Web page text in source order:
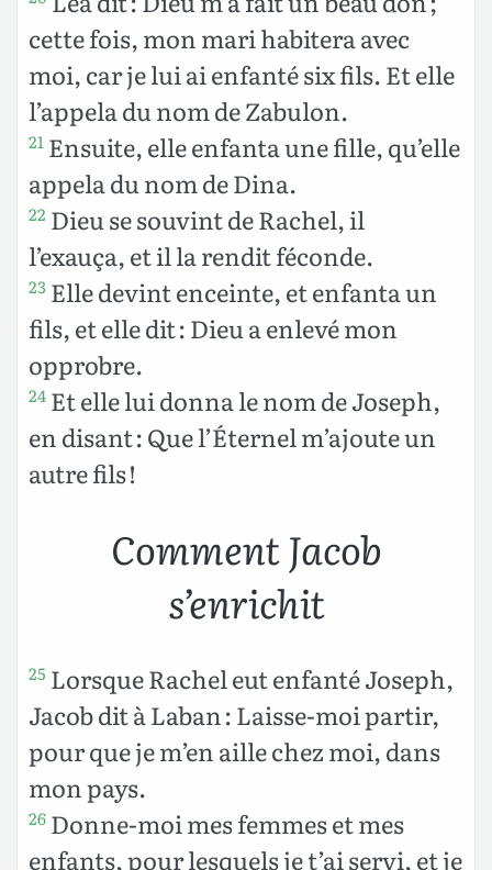
cette fois, mon mari habitera avec
moi, car je lui ai enfanté six fils. Et elle
l’appela du nom de Zabulon.
21 Ensuite, elle enfanta une fille, qu’elle
appela du nom de Dina.
22 Dieu se souvint de Rachel, il
l’exauça, et il la rendit féconde.
23 Elle devint enceinte, et enfanta un
fils, et elle dit : Dieu a enlevé mon
opprobre.
24 Et elle lui donna le nom de Joseph,
en disant : Que l’Éternel m’ajoute un
autre fils !
Comment Jacob
s’enrichit
25 Lorsque Rachel eut enfanté Joseph,
Jacob dit à Laban : Laisse-moi partir,
pour que je m’en aille chez moi, dans
mon pays.
26 Donne-moi mes femmes et mes
enfants, pour lesquels je t’ai servi, et je